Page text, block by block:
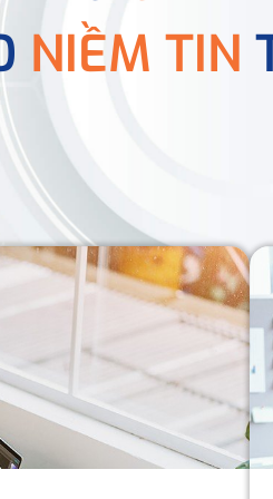
NIỀM TIN